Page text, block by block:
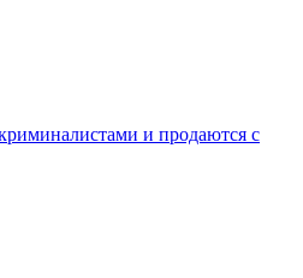
и продаются с